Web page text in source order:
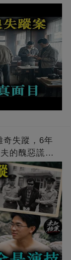
奇失蹤，6年
的醜惡謊言